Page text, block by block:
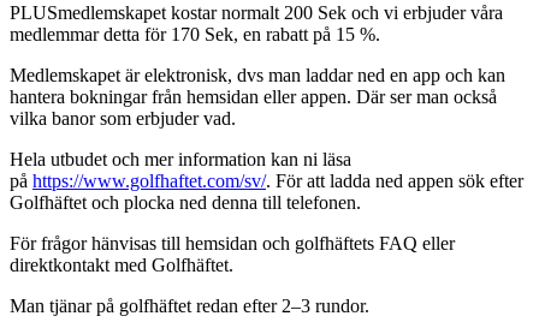
PLUSmedlemskapet kostar normalt 200 Sek och vi erbjuder våra
medlemmar detta för 170 Sek, en rabatt på 15 %.
Medlemskapet är elektronisk, dvs man laddar ned en app och kan
hantera bokningar från hemsidan eller appen. Där ser man också
vilka banor som erbjuder vad.
Hela utbudet och mer information kan ni läsa
på https://www.golfhaftet.com/sv/. För att ladda ned appen sök efter
Golfhäftet och plocka ned denna till telefonen.
För frågor hänvisas till hemsidan och golfhäftets FAQ eller
direktkontakt med Golfhäftet.
Man tjänar på golfhäftet redan efter 2–3 rundor.